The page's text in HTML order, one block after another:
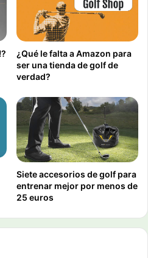
¿Qué le falta a Amazon para
ser una tienda de golf de
verdad?
Siete accesorios de golf para
entrenar mejor por menos de
25 euros